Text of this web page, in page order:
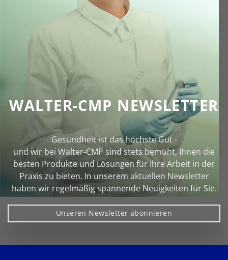
WALTER-CMP NEWSLETTER
Gesundheit ist das höchste Gut -
und wir bei Walter‑CMP sind stets bemüht, Ihnen die
besten Produkte und Lösungen für Ihre Arbeit in der
Praxis zu bieten. In unserem aktuellen Newsletter
haben wir regelmäßig spannende Neuigkeiten für Sie.
Unseren Newsletter abonnieren